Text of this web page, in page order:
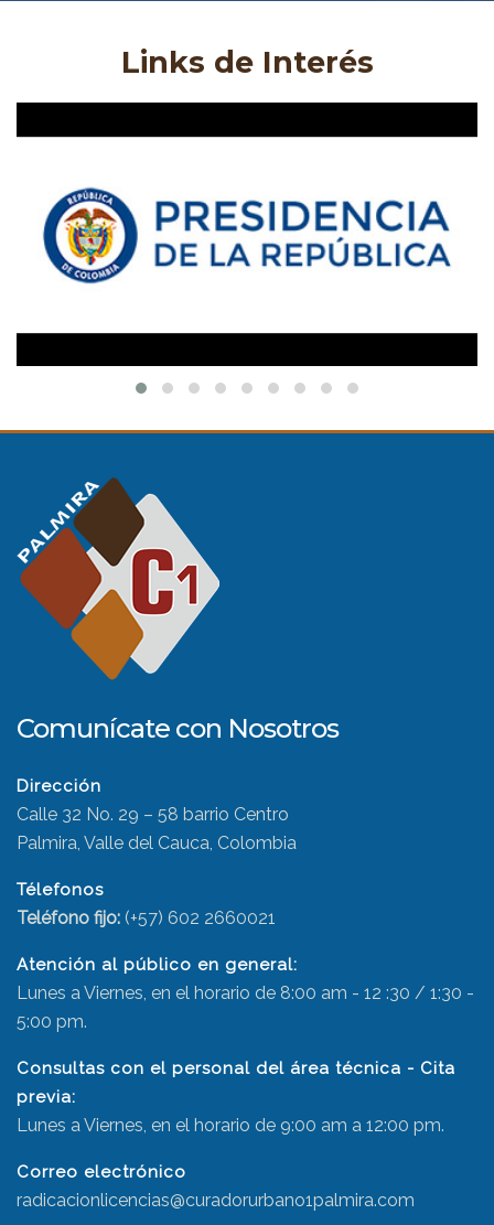
Links de Interés
Comunícate con Nosotros
Dirección
Calle 32 No. 29 – 58 barrio Centro
Palmira, Valle del Cauca, Colombia
Télefonos
Teléfono fijo: (+57) 602 2660021
Atención al público en general:
Lunes a Viernes, en el horario de 8:00 am - 12 :30 / 1:30 -
5:00 pm.
Consultas con el personal del área técnica - Cita
previa:
Lunes a Viernes, en el horario de 9:00 am a 12:00 pm.
Correo electrónico
radicacionlicencias@curadorurbano1palmira.com